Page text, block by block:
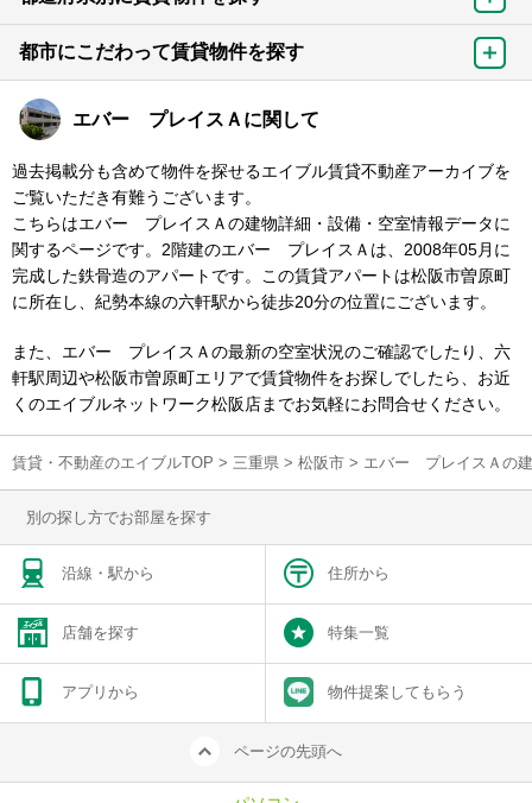
都市にこだわって賃貸物件を探す
エバー プレイスＡに関して
過去掲載分も含めて物件を探せるエイブル賃貸不動産アーカイブを
ご覧いただき有難うございます。
こちらはエバー プレイスＡの建物詳細・設備・空室情報データに
関するページです。2階建のエバー プレイスＡは、2008年05月に
完成した鉄骨造のアパートです。この賃貸アパートは松阪市曽原町
に所在し、紀勢本線の六軒駅から徒歩20分の位置にございます。
また、エバー プレイスＡの最新の空室状況のご確認でしたり、六
軒駅周辺や松阪市曽原町エリアで賃貸物件をお探しでしたら、お近
くのエイブルネットワーク松阪店までお気軽にお問合せください。
賃貸・不動産のエイブルTOP > 三重県 > 松阪市 > エバー プレイスＡの
別の探し方でお部屋を探す
沿線・駅から 住所から
店舗を探す 特集一覧
アプリから 物件提案してもらう
ページの先頭へ